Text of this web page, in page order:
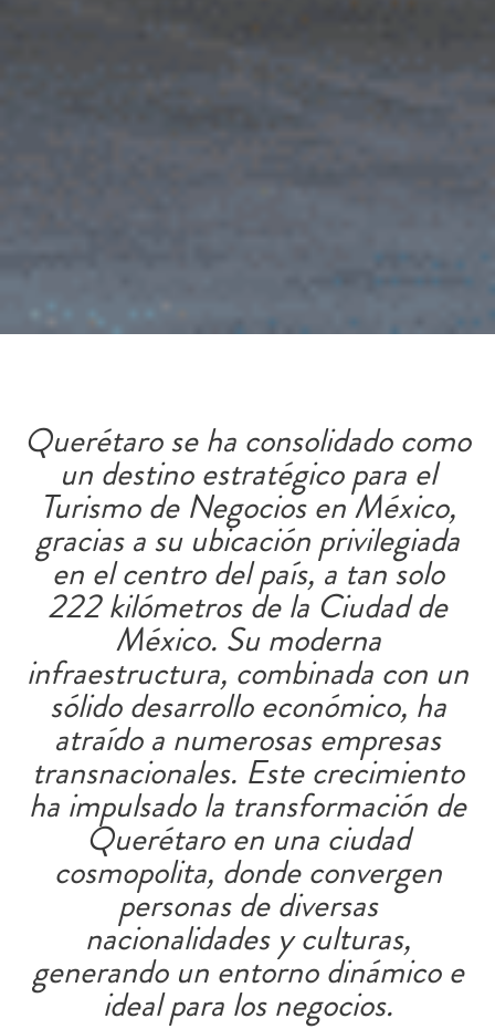
Querétaro se ha consolidado como
un destino estratégico para el
Turismo de Negocios en México,
gracias a su ubicación privilegiada
en el centro del país, a tan solo
222 kilómetros de la Ciudad de
México. Su moderna
infraestructura, combinada con un
sólido desarrollo económico, ha
atraído a numerosas empresas
transnacionales. Este crecimiento
ha impulsado la transformación de
Querétaro en una ciudad
cosmopolita, donde convergen
personas de diversas
nacionalidades y culturas,
generando un entorno dinámico e
ideal para los negocios.